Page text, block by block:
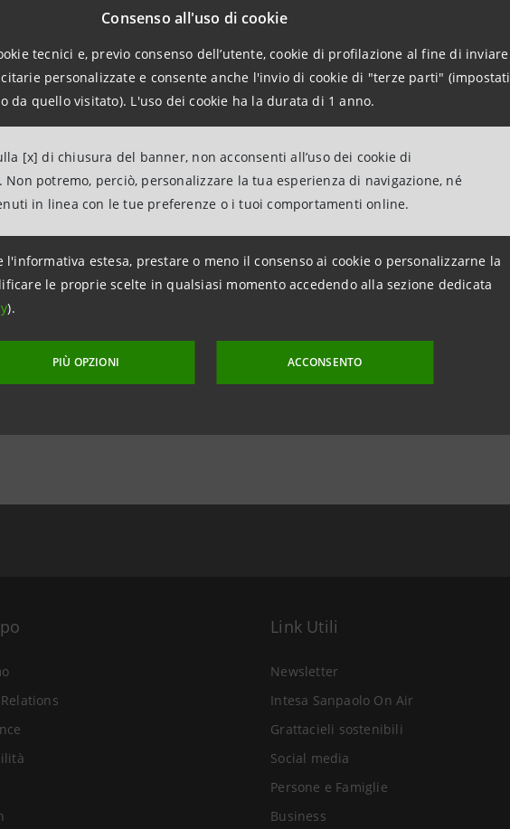
Consenso all'uso di cookie
tecnici e, previo consenso dell’utente, cookie di profilazione al fine di inviare
personalizzate e consente anche l'invio di cookie di "terze parti" (impostati
da quello visitato). L'uso dei cookie ha la durata di 1 anno.
[x] di chiusura del banner, non acconsenti all’uso dei cookie di
Non potremo, perciò, personalizzare la tua esperienza di navigazione, né
in linea con le tue preferenze o i tuoi comportamenti online.
l'informativa estesa, prestare o meno il consenso ai cookie o personalizzarne la
le proprie scelte in qualsiasi momento accedendo alla sezione dedicata
).
PIÙ OPZIONI ACCONSENTO
Link Utili
Newsletter
Intesa Sanpaolo On Air
Grattacieli sostenibili
Social media
Persone e Famiglie
Business